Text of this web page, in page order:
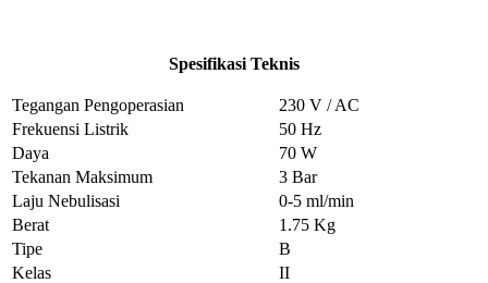
Spesifikasi Teknis
Tegangan Pengoperasian
230 V / AC
Frekuensi Listrik
50 Hz
Daya
70 W
Tekanan Maksimum
3 Bar
Laju Nebulisasi
0-5 ml/min
Berat
1.75 Kg
Tipe
B
Kelas
II